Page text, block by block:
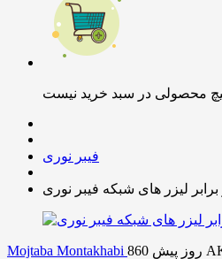
فیبر نوری
لیزر های شبکه فیبر نوری
Mojtaba Montakhabi